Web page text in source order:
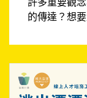
的傳達？想